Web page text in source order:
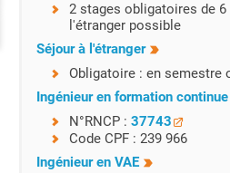
2 stages obligatoires de
l'étranger possible
Séjour à l'étranger
Obligatoire : en semestre
Ingénieur en formation continue
N°RNCP : 37743
Code CPF : 239 966
Ingénieur en VAE